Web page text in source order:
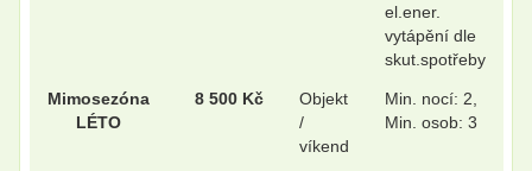
el.ener.
vytápění dle
skut.spotřeby
Mimosezóna
LÉTO
8 500 Kč
Objekt
/
víkend
Min. nocí: 2,
Min. osob: 3